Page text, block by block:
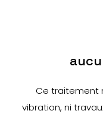
Ce traitement
vibration, ni